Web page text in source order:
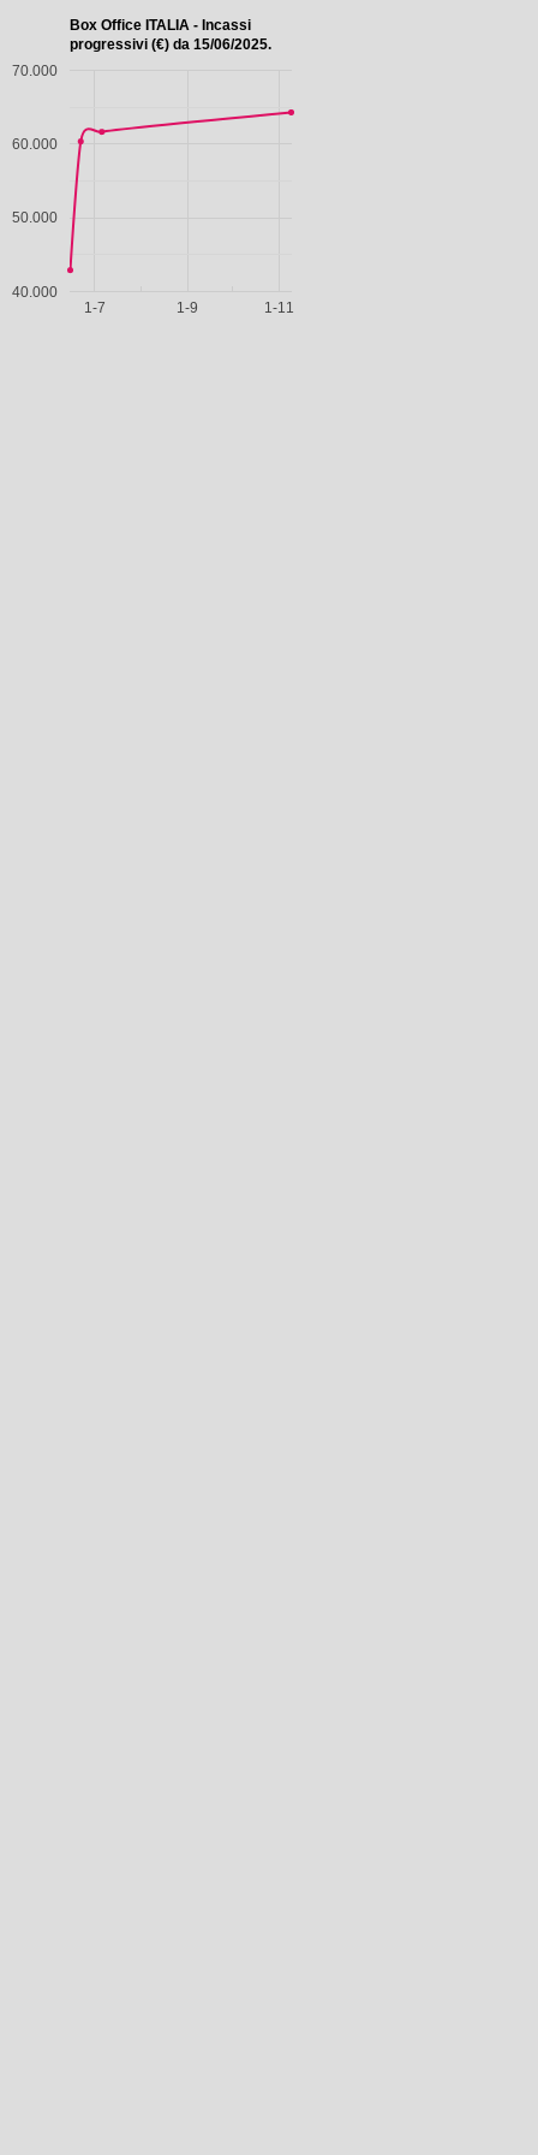
Box Office ITALIA - Incassi
progressivi (€) da 15/06/2025.
1-7 1-9 1-11
40.000
50.000
60.000
70.000